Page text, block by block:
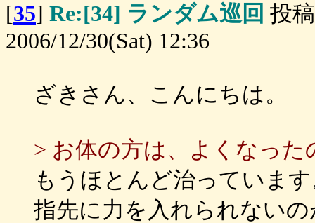
[35] Re:[34] ランダム巡回 投
2006/12/30(Sat) 12:36
ざきさん、こんにちは。
> お体の方は、よくなった
もうほとんど治っていま
指先に力を入れられない